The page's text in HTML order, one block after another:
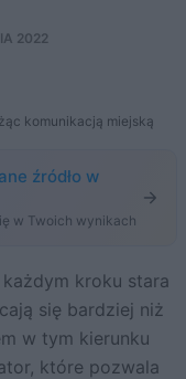
2022
komunikacją miejską
źródło w
w Twoich wynikach
się bardziej niż
w tym kierunku
które pozwala